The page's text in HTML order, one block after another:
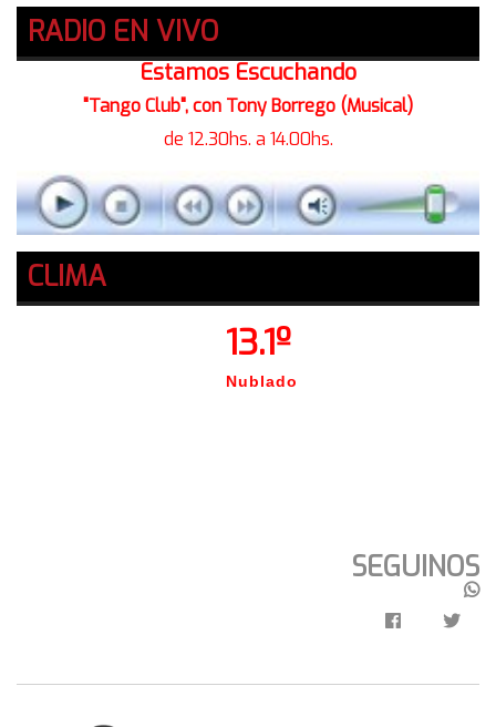
RADIO EN VIVO
Estamos Escuchando
"Tango Club", con Tony Borrego (Musical)
de 12.30hs. a 14.00hs.
CLIMA
13.1º
Nublado
SEGUINOS